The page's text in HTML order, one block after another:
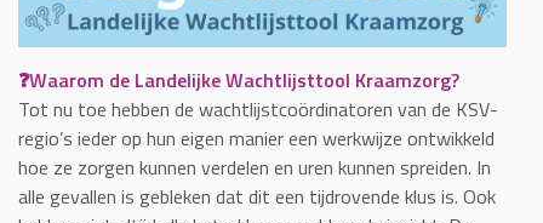
❓Waarom de Landelijke Wachtlijsttool Kraamzorg?
Tot nu toe hebben de wachtlijstcoördinatoren van de KSV-
regio’s ieder op hun eigen manier een werkwijze ontwikkeld
hoe ze zorgen kunnen verdelen en uren kunnen spreiden. In
alle gevallen is gebleken dat dit een tijdrovende klus is. Ook